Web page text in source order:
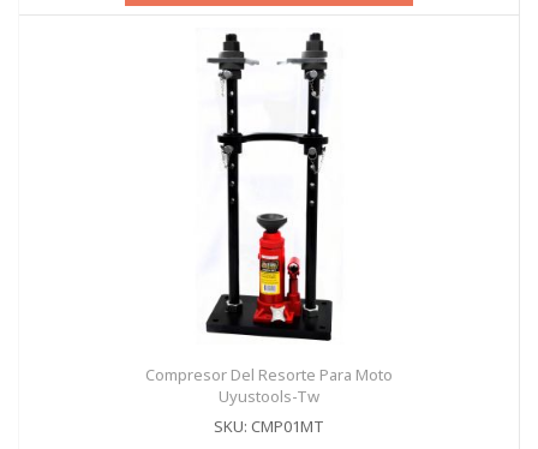
Compresor Del Resorte Para Moto
Uyustools-Tw
SKU: CMP01MT